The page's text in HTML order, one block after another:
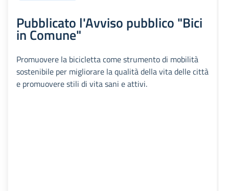
Pubblicato l'Avviso pubblico "Bici
in Comune"
Promuovere la bicicletta come strumento di mobilità
sostenibile per migliorare la qualità della vita delle città
e promuovere stili di vita sani e attivi.